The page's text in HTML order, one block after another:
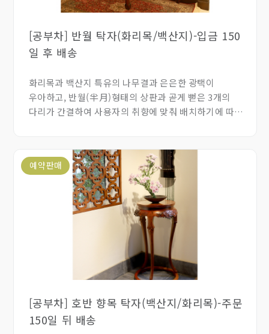
[공부차] 반월 탁자(화리목/백산지)-입금 150
일 후 배송
화리목과 백산지 특유의 나무결과 은은한 광택이
우아하고, 반월(半月)형태의 상판과 곧게 뻗은 3개의
다리가 간결하여 사용자의 취향에 맞춰 배치하기에 따라
예약판매
[공부차] 호반 향목 탁자(백산지/화리목)-주문
150일 뒤 배송